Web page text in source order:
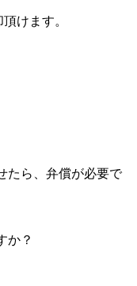
けます。
たら、弁償が必要で
か？